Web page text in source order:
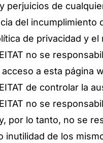
de
del incumplimiento
de privacidad y
no se
a esta página
de controlar
no se
por lo tanto, no se
inutilidad de los